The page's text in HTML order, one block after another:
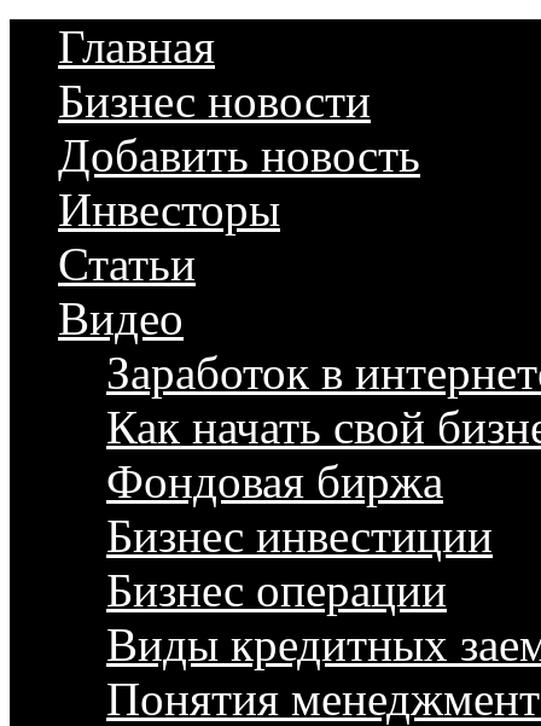
Главная
Бизнес новости
Добавить новость
Инвесторы
Статьи
Видео
Заработок в
Как начать свой
Фондовая биржа
Бизнес инвестиции
Бизнес операции
Виды кредитных
Понятия